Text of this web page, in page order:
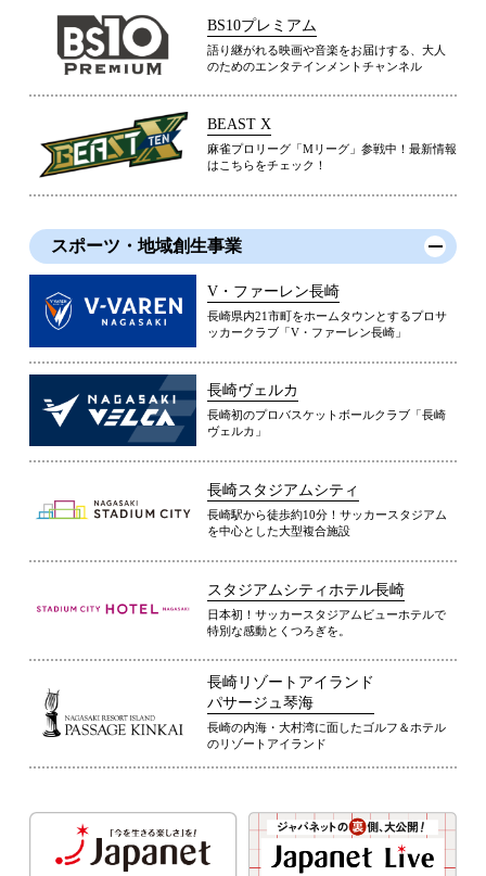
BS10プレミアム
語り継がれる映画や音楽をお届けする、大人
のためのエンタテインメントチャンネル
BEAST X
麻雀プロリーグ「Mリーグ」参戦中！最新情報
はこちらをチェック！
スポーツ・地域創生事業
V・ファーレン長崎
長崎県内21市町をホームタウンとするプロサ
ッカークラブ「V・ファーレン長崎」
長崎ヴェルカ
長崎初のプロバスケットボールクラブ「長崎
ヴェルカ」
長崎スタジアムシティ
長崎駅から徒歩約10分！サッカースタジアム
を中心とした大型複合施設
スタジアムシティホテル長崎
日本初！サッカースタジアムビューホテルで
特別な感動とくつろぎを。
長崎リゾートアイランド
パサージュ琴海
長崎の内海・大村湾に面したゴルフ＆ホテル
のリゾートアイランド